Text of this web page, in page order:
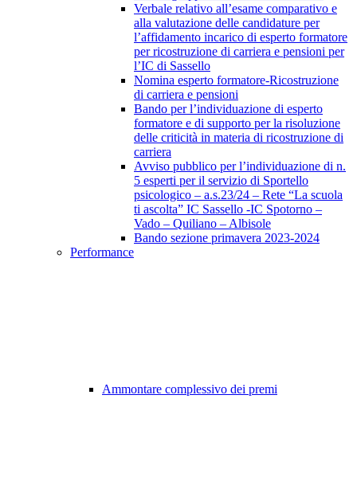
Verbale relativo all’esame comparativo e
alla valutazione delle candidature per
l’affidamento incarico di esperto formatore
per ricostruzione di carriera e pensioni per
l’IC di Sassello
Nomina esperto formatore-Ricostruzione
di carriera e pensioni
Bando per l’individuazione di esperto
formatore e di supporto per la risoluzione
delle criticità in materia di ricostruzione di
carriera
Avviso pubblico per l’individuazione di n.
5 esperti per il servizio di Sportello
psicologico – a.s.23/24 – Rete “La scuola
ti ascolta” IC Sassello -IC Spotorno –
Vado – Quiliano – Albisole
Bando sezione primavera 2023-2024
Performance
Ammontare complessivo dei premi